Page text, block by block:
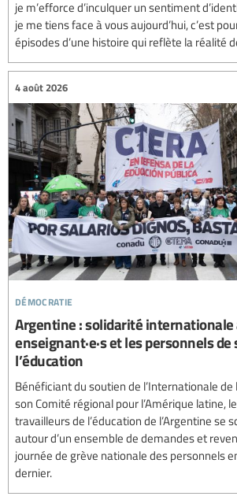
je m’efforce d’inculquer un sentiment
je me tiens face à vous aujourd’hui, c’est
épisodes d’une histoire qui reflète la réalité
démocratie
4 août 2026
Argentine : solidarité internationale
enseignant·e·s et les personnels
l’éducation
Bénéficiant du soutien de l’Internationale de
son Comité régional pour l’Amérique latine,
travailleurs de l’éducation de l’Argentine se
autour d’un ensemble de demandes et
journée de grève nationale des personnels
dernier.